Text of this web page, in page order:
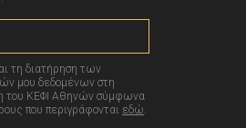
τη διατήρηση των
μου δεδομένων στη
του ΚΕΦΙ Αθηνών σύμφωνα
που περιγράφονται εδώ